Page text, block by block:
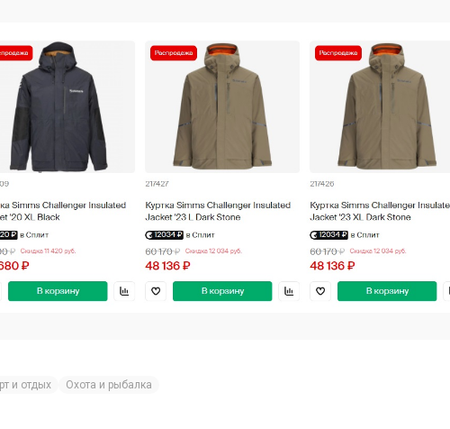
и отдых Охота и рыбалка